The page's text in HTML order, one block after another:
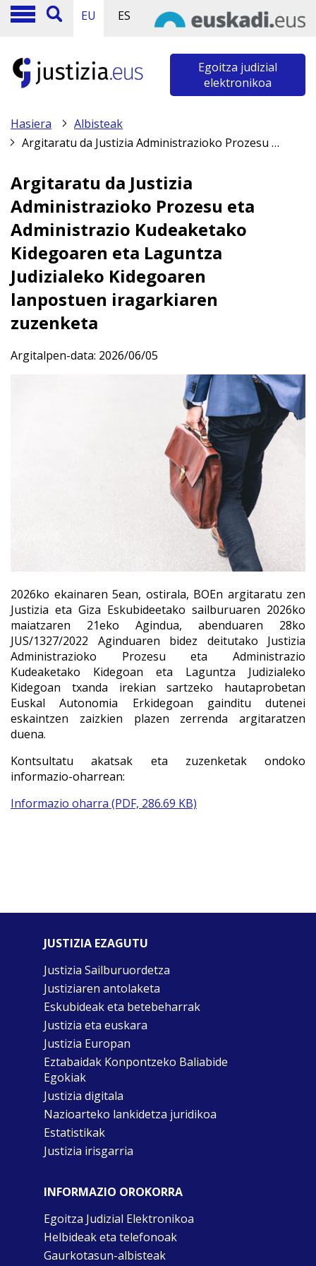
EU ES
Egoitza judizial
elektronikoa
Hasiera
Albisteak
Argitaratu da Justizia Administrazioko Prozesu eta Administrazio Kudeaketako Kidegoaren eta Laguntza Judizialeko Kidegoaren lanpostuen iragarkiaren zuzenketa
Argitaratu da Justizia
Administrazioko Prozesu eta
Administrazio Kudeaketako
Kidegoaren eta Laguntza
Judizialeko Kidegoaren
lanpostuen iragarkiaren
zuzenketa
Argitalpen-data: 2026/06/05
2026ko ekainaren 5ean, ostirala, BOEn argitaratu zen
Justizia eta Giza Eskubideetako sailburuaren 2026ko
maiatzaren 21eko Agindua, abenduaren 28ko
JUS/1327/2022 Aginduaren bidez deitutako Justizia
Administrazioko Prozesu eta Administrazio
Kudeaketako Kidegoan eta Laguntza Judizialeko
Kidegoan txanda irekian sartzeko hautaprobetan
Euskal Autonomia Erkidegoan gainditu dutenei
eskaintzen zaizkien plazen zerrenda argitaratzen
duena.
Kontsultatu akatsak eta zuzenketak ondoko
informazio-oharrean:
Informazio oharra (PDF, 286.69 KB)
JUSTIZIA EZAGUTU
Justizia Sailburuordetza
Justiziaren antolaketa
Eskubideak eta betebeharrak
Justizia eta euskara
Justizia Europan
Eztabaidak Konpontzeko Baliabide
Egokiak
Justizia digitala
Nazioarteko lankidetza juridikoa
Estatistikak
Justizia irisgarria
INFORMAZIO OROKORRA
Egoitza Judizial Elektronikoa
Helbideak eta telefonoak
Gaurkotasun-albisteak